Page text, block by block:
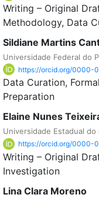
Writing – Original
Methodology Data
Sildiane Martins
Universidade Federal do
https://orcid.org/0000-
Data Curation
Preparation
Elaine Nunes
Universidade Estadual do
https://orcid.org/0000-
Writing – Original
Investigation
Lina Clara Moreno